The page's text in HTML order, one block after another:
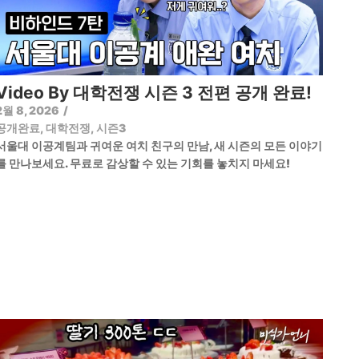
By 대학전쟁 시즌 3 전편 공개 완료!
8, 2026 /
개완료,대학전쟁,시즌3
울대 이공계팀과 귀여운 여치 친구의 만남, 새 시즌의 모든 이야기
만나보세요. 무료로 감상할 수 있는 기회를 놓치지 마세요!